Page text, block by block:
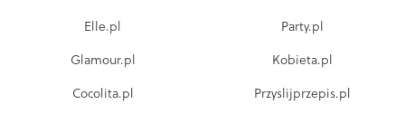
Elle.pl
Glamour.pl
Cocolita.pl
Party.pl
Kobieta.pl
Przyslijprzepis.pl